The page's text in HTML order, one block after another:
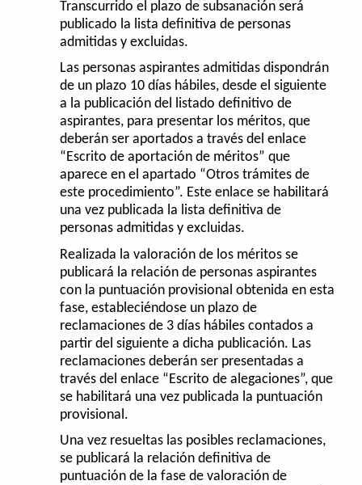
Transcurrido el plazo de subsanación será
publicado la lista definitiva de personas
admitidas y excluidas.
Las personas aspirantes admitidas dispondrán
de un plazo 10 días hábiles, desde el siguiente
a la publicación del listado definitivo de
aspirantes, para presentar los méritos, que
deberán ser aportados a través del enlace
“Escrito de aportación de méritos” que
aparece en el apartado “Otros trámites de
este procedimiento”. Este enlace se habilitará
una vez publicada la lista definitiva de
personas admitidas y excluidas.
Realizada la valoración de los méritos se
publicará la relación de personas aspirantes
con la puntuación provisional obtenida en esta
fase, estableciéndose un plazo de
reclamaciones de 3 días hábiles contados a
partir del siguiente a dicha publicación. Las
reclamaciones deberán ser presentadas a
través del enlace “Escrito de alegaciones”, que
se habilitará una vez publicada la puntuación
provisional.
Una vez resueltas las posibles reclamaciones,
se publicará la relación definitiva de
puntuación de la fase de valoración de